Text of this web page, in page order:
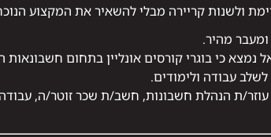
ולשנות קריירה מבלי להשאיר את המקצוע
מהיר.
עבודה ולימודים.
עוזר/ת הנהלת חשבונות, חשב/ת שכר זוטר/ה,